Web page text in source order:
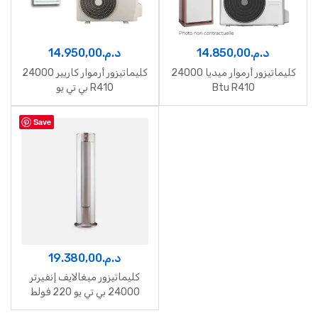
د.م.14.950,00
كليماتيزور أرموار كاريير 24000
بي تي يو R410
د.م.14.850,00
كليماتيزور أرموار ميديا 24000
Btu R410
Save
د.م.19.380,00
كليماتيزور ميغالايف إنفيرتر
24000 بي تي يو 220 فولط